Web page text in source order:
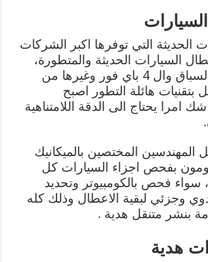
الحديثة التي توفرها اكبر الشركات
السيارات الحديثة والمتطورة،
كالهايبر وسيارات السباق وال 4 باي فور وغيرها من
بتقنيات هائلة التطور اصبح
يحتاج الى الدقة اللامتناهية
المختصين بالميكانيك
بفحص اجزاء السيارات كل
فحص بالكومبيوتر وتحديد
وجزئي لبقية الاعطال وذلك كله
بنشر متنقل هدية .
هدية